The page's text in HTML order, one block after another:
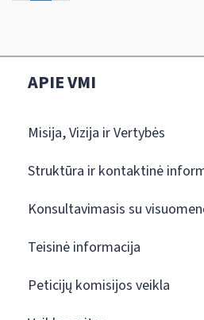
APIE VMI
Misija, Vizija ir Vertybės
Struktūra ir kontaktinė
Konsultavimasis su
Teisinė informacija
Peticijų komisijos veikla